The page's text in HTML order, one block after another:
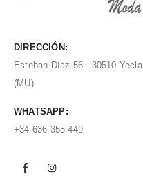
DIRECCIÓN:
Esteban Díaz 56 - 30510 Yecla
(MU)
WHATSAPP:
+34 636 355 449